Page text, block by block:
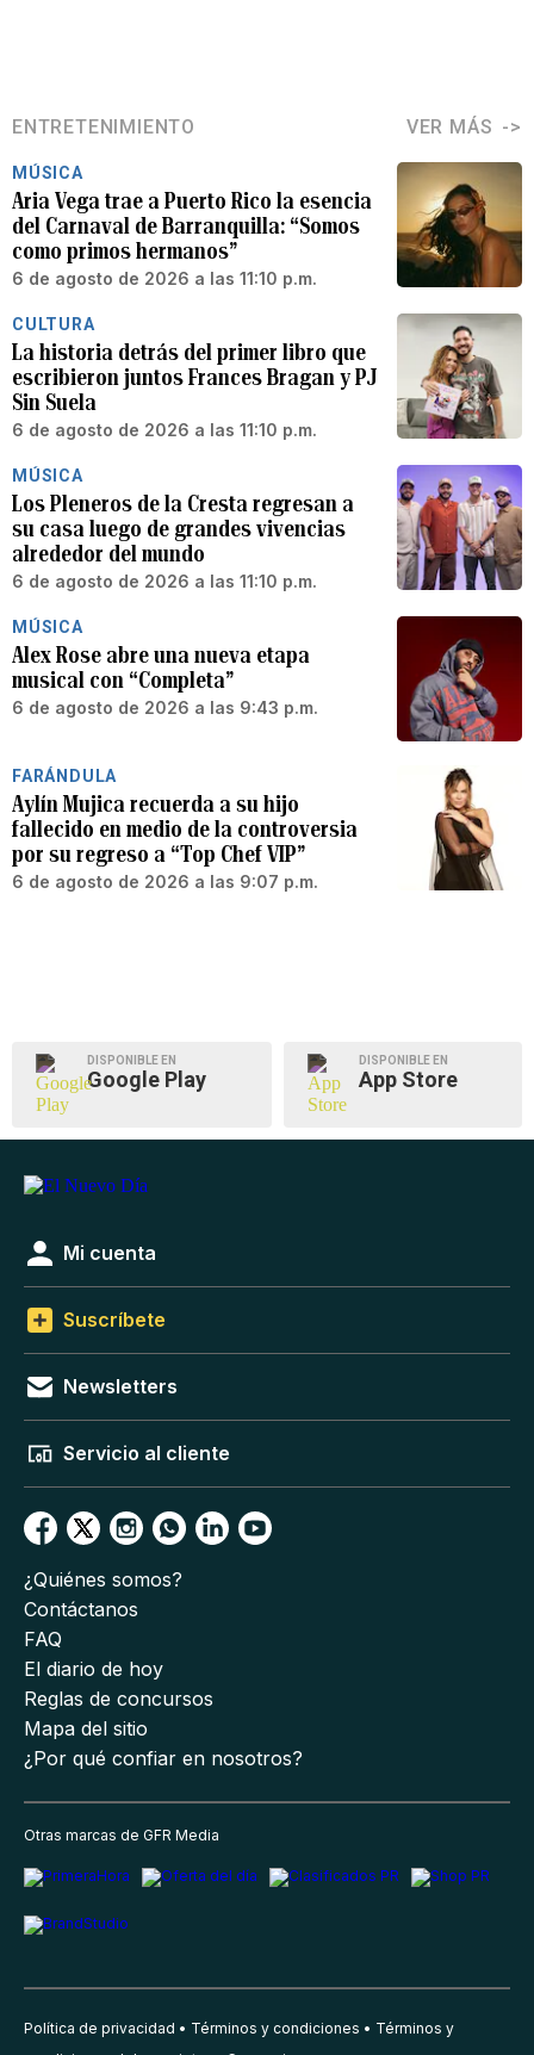
ENTRETENIMIENTO VER MÁS
MÚSICA
Aria Vega trae a Puerto Rico la esencia
del Carnaval de Barranquilla: “Somos
como primos hermanos”
6 de agosto de 2026 a las 11:10 p.m.
CULTURA
La historia detrás del primer libro que
escribieron juntos Frances Bragan y PJ
Sin Suela
6 de agosto de 2026 a las 11:10 p.m.
MÚSICA
Los Pleneros de la Cresta regresan a
su casa luego de grandes vivencias
alrededor del mundo
6 de agosto de 2026 a las 11:10 p.m.
MÚSICA
Alex Rose abre una nueva etapa
musical con “Completa”
6 de agosto de 2026 a las 9:43 p.m.
FARÁNDULA
Aylín Mujica recuerda a su hijo
fallecido en medio de la controversia
por su regreso a “Top Chef VIP”
6 de agosto de 2026 a las 9:07 p.m.
DISPONIBLE EN
Google Play
DISPONIBLE EN
App Store
Mi cuenta
Suscríbete
Newsletters
Servicio al cliente
¿Quiénes somos?
Contáctanos
FAQ
El diario de hoy
Reglas de concursos
Mapa del sitio
¿Por qué confiar en nosotros?
Otras marcas de GFR Media
Política de privacidad Términos y condiciones
Términos y